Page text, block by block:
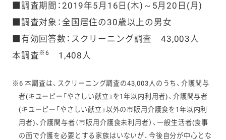
■調査期間：2019年5月16日(木)～5月20日(月)
■調査対象：全国居住の30歳以上の男女
■有効回答数：スクリーニング調査
43,003人
本調査※6 1,408人
※6 本調査は、スクリーニング調査の43,003人のうち、介護関与
者(キユーピー「やさしい献立」を1年以内利用者)、介護関与者
(キユーピー「やさしい献立」以外の市販用介護食を1 年以内利
用者)、介護関与者（市販用介護食未利用者）、一般生活者(食事
の面で介護を必要とする家族はいないが、今後自分が中心とな